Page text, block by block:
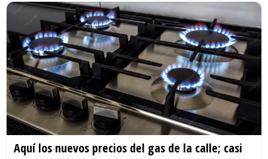
Aquí los nuevos precios del gas de la calle; casi